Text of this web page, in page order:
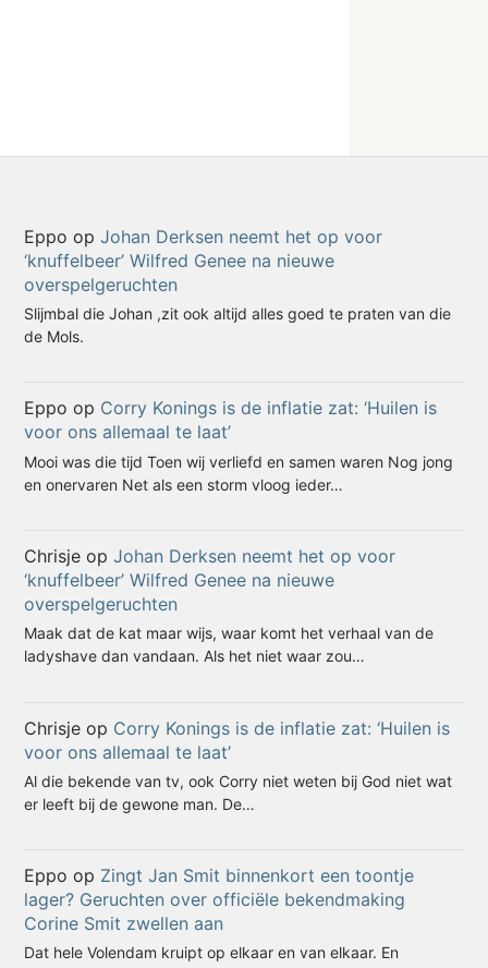
Eppo opJohan Derksen neemt het op voor
‘knuffelbeer’ Wilfred Genee na nieuwe
overspelgeruchten
Slijmbal die Johan ,zit ook altijd alles goed te praten van die
de Mols.
Eppo op Corry Konings is de inflatie zat: ‘Huilen is
voor ons allemaal te laat’
Mooi was die tijd Toen wij verliefd en samen waren Nog jong
en onervaren Net als een storm vloog ieder…
Chrisje opJohan Derksen neemt het op voor
‘knuffelbeer’ Wilfred Genee na nieuwe
overspelgeruchten
Maak dat de kat maar wijs, waar komt het verhaal van de
ladyshave dan vandaan. Als het niet waar zou…
Chrisje op Corry Konings is de inflatie zat: ‘Huilen is
voor ons allemaal te laat’
Al die bekende van tv, ook Corry niet weten bij God niet wat
er leeft bij de gewone man. De…
Eppo op Zingt Jan Smit binnenkort een toontje
lager? Geruchten over officiële bekendmaking
Corine Smit zwellen aan
Dat hele Volendam kruipt op elkaar en van elkaar. En